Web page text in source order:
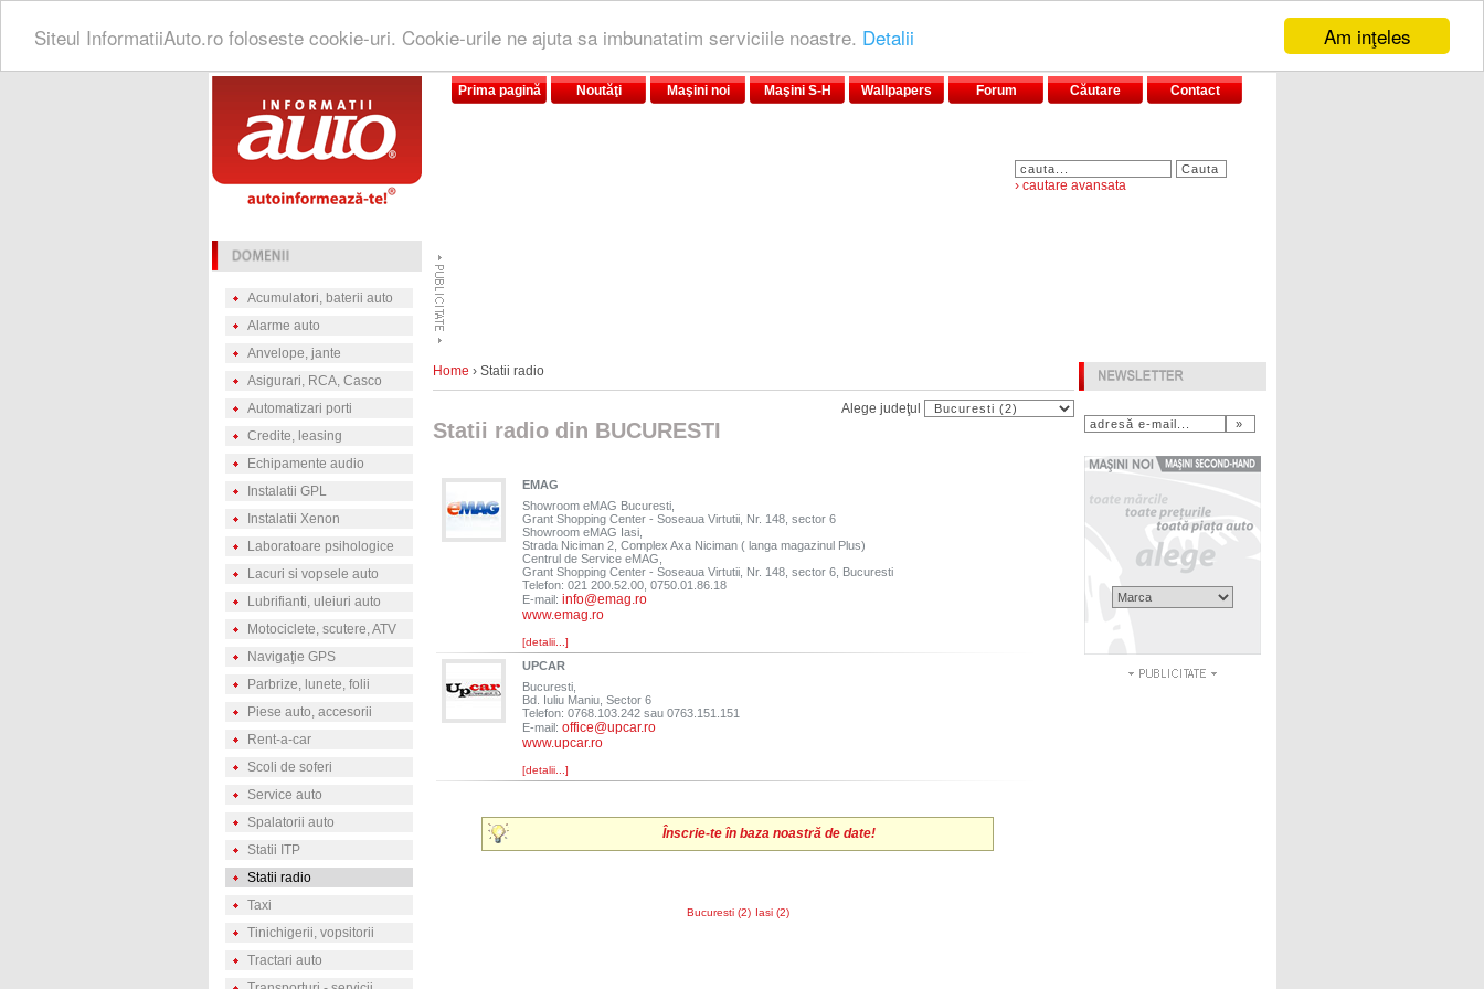
Am inţeles
Siteul InformatiiAuto.ro foloseste cookie-uri. Cookie-urile ne ajuta sa imbunatatim serviciile noastre. Detalii
Prima pagină Noutăţi Maşini noi Maşini S-H Wallpapers Forum Căutare Contact
› cautare avansata
Acumulatori, baterii auto
Alarme auto
Anvelope, jante
Asigurari, RCA, Casco
Automatizari porti
Credite, leasing
Echipamente audio
Instalatii GPL
Instalatii Xenon
Laboratoare psihologice
Lacuri si vopsele auto
Lubrifianti, uleiuri auto
Motociclete, scutere, ATV
Navigaţie GPS
Parbrize, lunete, folii
Piese auto, accesorii
Rent-a-car
Scoli de soferi
Service auto
Spalatorii auto
Statii ITP
Statii radio
Taxi
Tinichigerii, vopsitorii
Tractari auto
Home › Statii radio
Alege judeţul
Statii radio din BUCURESTI
EMAG
Showroom eMAG Bucuresti,
Grant Shopping Center - Soseaua Virtutii, Nr. 148, sector 6
Showroom eMAG Iasi,
Strada Niciman 2, Complex Axa Niciman ( langa magazinul Plus)
Centrul de Service eMAG,
Grant Shopping Center - Soseaua Virtutii, Nr. 148, sector 6, Bucuresti
Telefon: 021 200.52.00, 0750.01.86.18
E-mail: info@emag.ro
www.emag.ro
[detalii...]
UPCAR
Bucuresti,
Bd. Iuliu Maniu, Sector 6
Telefon: 0768.103.242 sau 0763.151.151
E-mail: office@upcar.ro
www.upcar.ro
[detalii...]
Înscrie-te în baza noastră de date!
Bucuresti (2) Iasi (2)